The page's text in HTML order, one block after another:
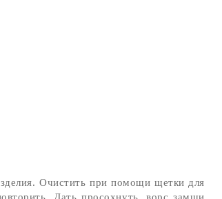
Очистить при помощи щетки для